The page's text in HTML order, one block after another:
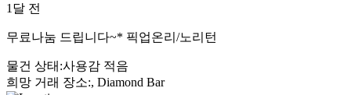
1달 전
무료나눔 드립니다~* 픽업온리/노리턴
물건 상태 :사용감 적음
희망 거래 장소:, Diamond Bar